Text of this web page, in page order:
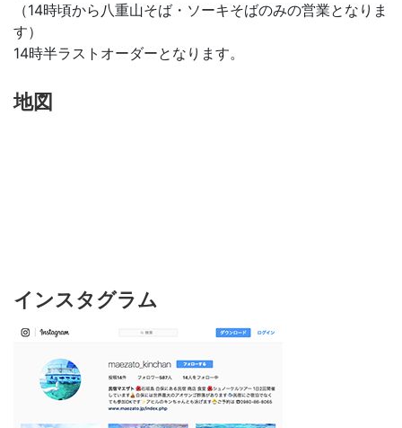
（14時頃から八重山そば・ソーキそばのみの営業となりま
す）
14時半ラストオーダーとなります。
地図
インスタグラム